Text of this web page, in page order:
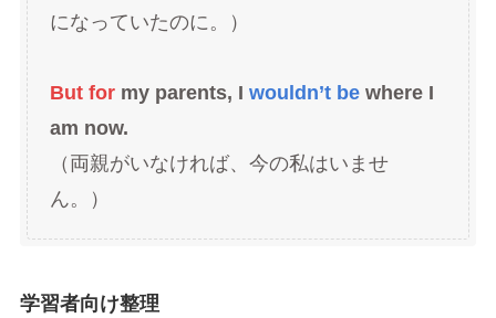
になっていたのに。）
But formy parents, I wouldn’t bewhere I
am now.
（両親がいなければ、今の私はいませ
ん。）
学習者向け整理